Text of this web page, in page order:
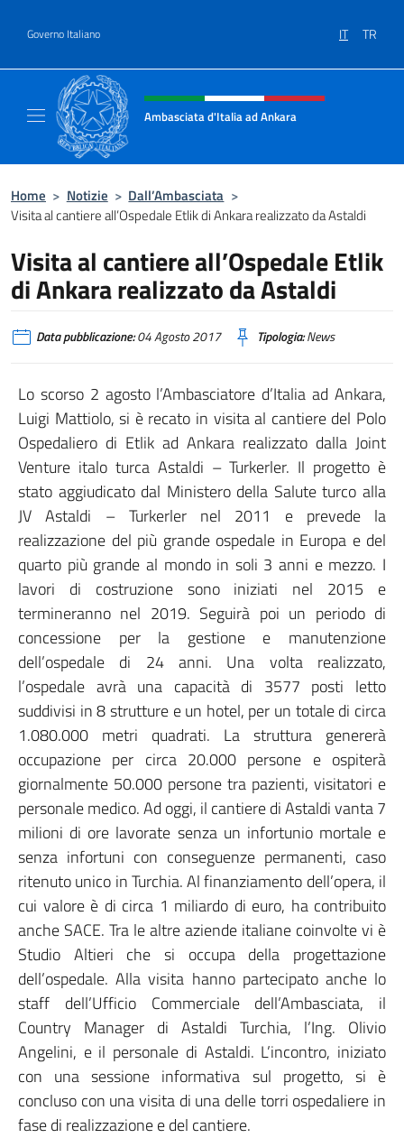
Governo Italiano IT TR
Intestazione sito, social e menù
Ambasciata d'Italia ad Ankara
Home > Notizie > Dall’Ambasciata >
Visita al cantiere all’Ospedale Etlik di Ankara realizzato da Astaldi
Visita al cantiere all’Ospedale Etlik
di Ankara realizzato da Astaldi
Data pubblicazione:04 Agosto 2017 Tipologia:News
Lo scorso 2 agosto l’Ambasciatore d’Italia ad Ankara,
Luigi Mattiolo, si è recato in visita al cantiere del Polo
Ospedaliero di Etlik ad Ankara realizzato dalla Joint
Venture italo turca Astaldi – Turkerler. Il progetto è
stato aggiudicato dal Ministero della Salute turco alla
JV Astaldi – Turkerler nel 2011 e prevede la
realizzazione del più grande ospedale in Europa e del
quarto più grande al mondo in soli 3 anni e mezzo. I
lavori di costruzione sono iniziati nel 2015 e
termineranno nel 2019. Seguirà poi un periodo di
concessione per la gestione e manutenzione
dell’ospedale di 24 anni. Una volta realizzato,
l’ospedale avrà una capacità di 3577 posti letto
suddivisi in 8 strutture e un hotel, per un totale di circa
1.080.000 metri quadrati. La struttura genererà
occupazione per circa 20.000 persone e ospiterà
giornalmente 50.000 persone tra pazienti, visitatori e
personale medico. Ad oggi, il cantiere di Astaldi vanta 7
milioni di ore lavorate senza un infortunio mortale e
senza infortuni con conseguenze permanenti, caso
ritenuto unico in Turchia. Al finanziamento dell’opera, il
cui valore è di circa 1 miliardo di euro, ha contribuito
anche SACE. Tra le altre aziende italiane coinvolte vi è
Studio Altieri che si occupa della progettazione
dell’ospedale. Alla visita hanno partecipato anche lo
staff dell’Ufficio Commerciale dell’Ambasciata, il
Country Manager di Astaldi Turchia, l’Ing. Olivio
Angelini, e il personale di Astaldi. L’incontro, iniziato
con una sessione informativa sul progetto, si è
concluso con una visita di una delle torri ospedaliere in
fase di realizzazione e del cantiere.